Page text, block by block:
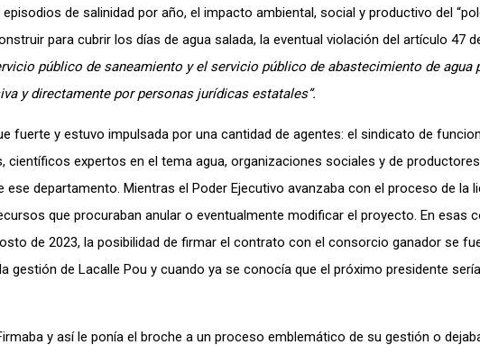
de salinidad por año, el impacto ambiental, social y productivo del
para cubrir los días de agua salada, la eventual violación del artículo 47
público de saneamiento y el servicio público de abastecimiento de agua
y directamente por personas jurídicas estatales”.
fuerte y estuvo impulsada por una cantidad de agentes: el sindicato de
científicos expertos en el tema agua, organizaciones sociales y de
departamento. Mientras el Poder Ejecutivo avanzaba con el proceso de la
que procuraban anular o eventualmente modificar el proyecto. En esas
de 2023, la posibilidad de firmar el contrato con el consorcio ganador se
gestión de Lacalle Pou y cuando ya se conocía que el próximo presidente
y así le ponía el broche a un proceso emblemático de su gestión o